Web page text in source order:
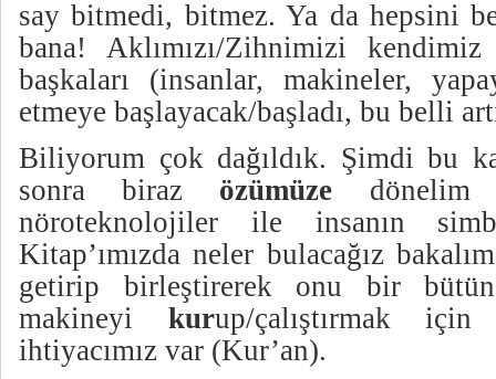
say bitmedi, bitmez. Ya da hepsini
bana! Aklımızı/Zihnimizi
başkaları (insanlar, makineler,
etmeye başlayacak/başladı, bu belli
Biliyorum çok dağıldık. Şimdi bu
sonra biraz özümüze dönelim
nöroteknolojiler ile insanın
Kitap’ımızda neler bulacağız
getirip birleştirerek onu bir
makineyi kurup/çalıştırmak
ihtiyacımız var (Kur’an).